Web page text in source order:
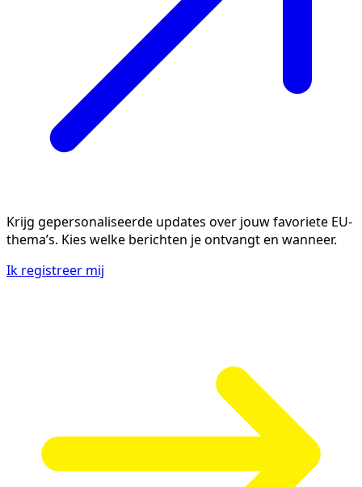
Krijg gepersonaliseerde updates over jouw favoriete EU-
thema’s. Kies welke berichten je ontvangt en wanneer.
Ik registreer mij